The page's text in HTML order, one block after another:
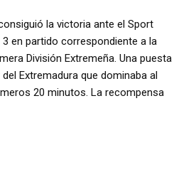
la victoria ante el Sport
en partido correspondiente a la
División Extremeña. Una puesta
Extremadura que dominaba al
20 minutos. La recompensa